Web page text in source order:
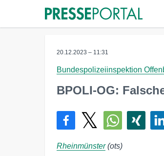
20.12.2023 – 11:31
Bundespolizeiinspektion
BPOLI-OG:
Rheinmünster(ots)